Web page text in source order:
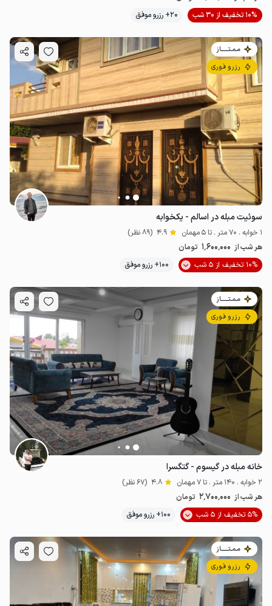
10% تخفیف از 30 شب
20+ رزرو موفق
مـمـتــــــاز
رزرو فوری
سوئیت مبله در اسالم - یکخوابه
1 خوابه . 70 متر . تا 5 مهمان 4.9 (89 نظر)
هر شب از 1٬600٬000 تومان
10% تخفیف از 5 شب
100+ رزرو موفق
مـمـتــــــاز
رزرو فوری
خانه مبله در گیسوم - گتگسرا
2 خوابه . 140 متر . تا 7 مهمان 4.8 (67 نظر)
هر شب از 2٬700٬000 تومان
5% تخفیف از 5 شب
100+ رزرو موفق
مـمـتــــــاز
رزرو فوری